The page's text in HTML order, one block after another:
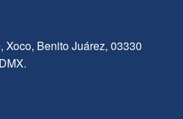
Xoco, Benito Juárez, 03330